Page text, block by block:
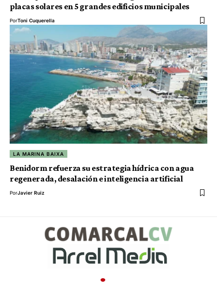
placas solares en 5 grandes edificios municipales
PorToni Cuquerella
LA MARINA BAIXA
Benidorm refuerza su estrategia hídrica con agua
regenerada, desalación e inteligencia artificial
PorJavier Ruiz